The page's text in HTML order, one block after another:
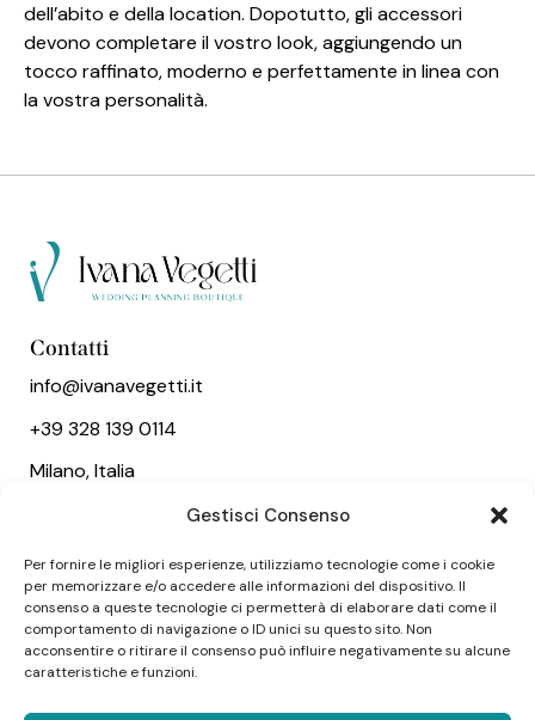
Gestisci Consenso
Per fornire le migliori esperienze, utilizziamo tecnologie come i cookie
per memorizzare e/o accedere alle informazioni del dispositivo. Il
consenso a queste tecnologie ci permetterà di elaborare dati come il
comportamento di navigazione o ID unici su questo sito. Non
acconsentire o ritirare il consenso può influire negativamente su alcune
caratteristiche e funzioni.
dell’abito e della location. Dopotutto, gli accessori
devono completare il vostro look, aggiungendo un
tocco raffinato, moderno e perfettamente in linea con
la vostra personalità.
Contatti
info@ivanavegetti.it
+39 328 139 0114
Milano, Italia
Chi sono
Servizi
Wedding
Social